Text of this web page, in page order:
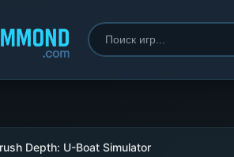
Depth: U-Boat Simulator